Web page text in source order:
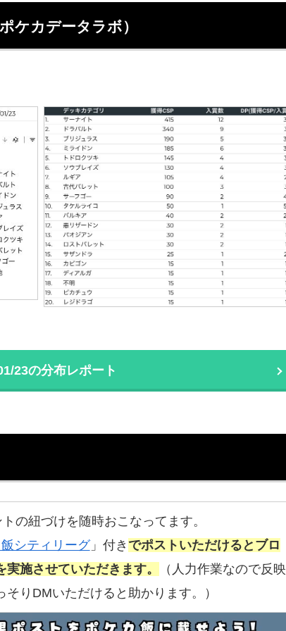
ケカデータラボ）
23の分布レポート
の紐づけを随時おこなってます。
シティリーグ」付き でポストいただけるとブロ
施させていただきます。
（人力作業なので反映
りDMいただけると助かります。）